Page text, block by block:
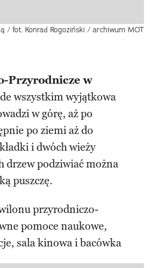
/ fot. Konrad Rogoziński / archiwum MOT
Przyrodnicze w
wszystkim wyjątkowa
w górę, aż po
po ziemi aż do
i dwóch wieży
drzew podziwiać można
puszczę.
przyrodniczo-
pomoce naukowe,
sala kinowa i bacówka